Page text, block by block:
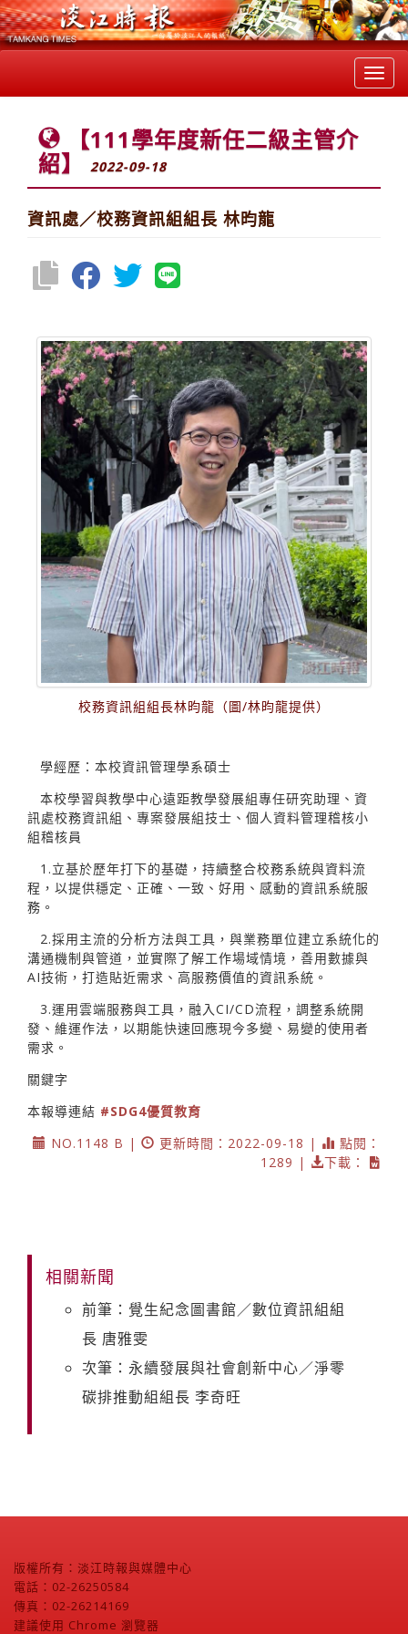
【111學年度新任二級主管介
紹】 2022-09-18
資訊處／校務資訊組組長 林昀龍
校務資訊組組長林昀龍（圖/林昀龍提供）
學經歷：本校資訊管理學系碩士
本校學習與教學中心遠距教學發展組專任研究助理、資
訊處校務資訊組、專案發展組技士、個人資料管理稽核小
組稽核員
1.立基於歷年打下的基礎，持續整合校務系統與資料流
程，以提供穩定、正確、一致、好用、感動的資訊系統服
務。
2.採用主流的分析方法與工具，與業務單位建立系統化的
溝通機制與管道，並實際了解工作場域情境，善用數據與
AI技術，打造貼近需求、高服務價值的資訊系統。
3.運用雲端服務與工具，融入CI/CD流程，調整系統開
發、維運作法，以期能快速回應現今多變、易變的使用者
需求。
關鍵字
本報導連結 #SDG4優質教育
NO.1148 B |
更新時間：2022-09-18 |
點閱：
1289 |
下載：
相關新聞
前筆：覺生紀念圖書館／數位資訊組組
長 唐雅雯
次筆：永續發展與社會創新中心／淨零
碳排推動組組長 李奇旺
版權所有：淡江時報與媒體中心
電話：02-26250584
傳真：02-26214169
建議使用 Chrome 瀏覽器